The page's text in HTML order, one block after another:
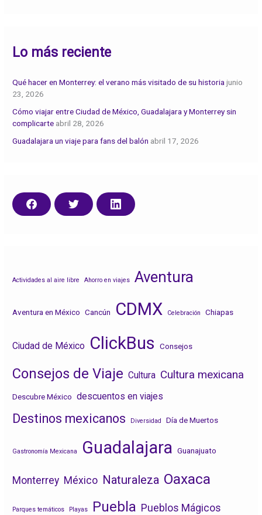
:
Lo más reciente
Qué hacer en Monterrey: el verano más visitado de su historia junio
23, 2026
Cómo viajar entre Ciudad de México, Guadalajara y Monterrey sin
complicarte abril 28, 2026
Guadalajara un viaje para fans del balón abril 17, 2026
C
o
r
a
b
o
o
r
w
e
C
o
r
L
i
e
d
Actividades al aire libre Ahorro en viajes Aventura
Aventura en México Cancún CDMX Celebración Chiapas
Ciudad de México ClickBus Consejos
Consejos de Viaje Cultura Cultura mexicana
Descubre México descuentos en viajes
Destinos mexicanos Diversidad Día de Muertos
Gastronomía Mexicana Guadalajara Guanajuato
Monterrey México Naturaleza Oaxaca
Parques temáticos Playas Puebla Pueblos Mágicos